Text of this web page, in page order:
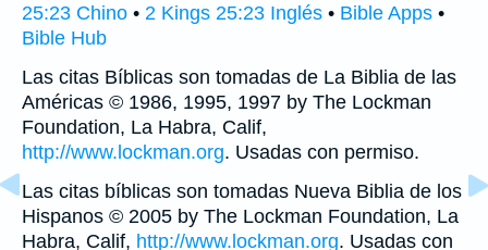
25:23 Chino • 2 Kings 25:23 Inglés • Bible Apps •
Bible Hub
Las citas Bíblicas son tomadas de La Biblia de las
Américas © 1986, 1995, 1997 by The Lockman
Foundation, La Habra, Calif,
http://www.lockman.org. Usadas con permiso.
Las citas bíblicas son tomadas Nueva Biblia de los
Hispanos © 2005 by The Lockman Foundation, La
Habra, Calif, http://www.lockman.org. Usadas con